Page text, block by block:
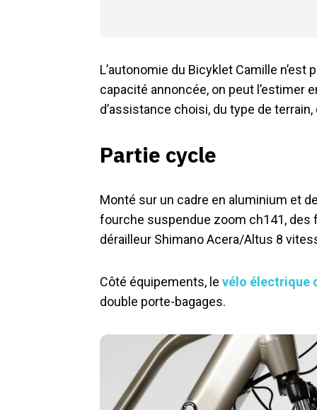
L’autonomie du Bicyklet Camille
capacité annoncée, on peut l’estimer
d’assistance choisi, du type de
Partie cycle
Monté sur un cadre en aluminium et
fourche suspendue zoom ch141, des
dérailleur Shimano Acera/Altus 8
Côté équipements, le vélo électrique
double porte-bagages.